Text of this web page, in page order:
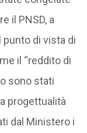
il PNSD, a
di vista di
il “reddito di
sono stati
progettualità
dal Ministero i